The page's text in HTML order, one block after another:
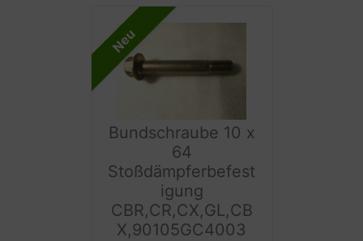
Neu
Bundschraube 10 x
64
Stoßdämpferbefest
igung
CBR,CR,CX,GL,CB
X,90105GC4003